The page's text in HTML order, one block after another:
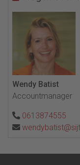
Wendy Batist
Accountmanager
0613874555